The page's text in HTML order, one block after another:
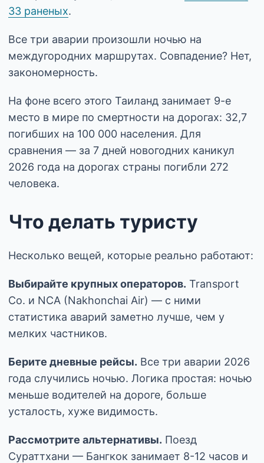
33 раненых.
Все три аварии произошли ночью на
междугородних маршрутах. Совпадение? Нет,
закономерность.
На фоне всего этого Таиланд занимает 9-е
место в мире по смертности на дорогах: 32,7
погибших на 100 000 населения. Для
сравнения — за 7 дней новогодних каникул
2026 года на дорогах страны погибли 272
человека.
Что делать туристу
Несколько вещей, которые реально работают:
Выбирайте крупных операторов. Transport
Co. и NCA (Nakhonchai Air) — с ними
статистика аварий заметно лучше, чем у
мелких частников.
Берите дневные рейсы. Все три аварии 2026
года случились ночью. Логика простая: ночью
меньше водителей на дороге, больше
усталость, хуже видимость.
Рассмотрите альтернативы. Поезд
Сураттхани — Бангкок занимает 8-12 часов и